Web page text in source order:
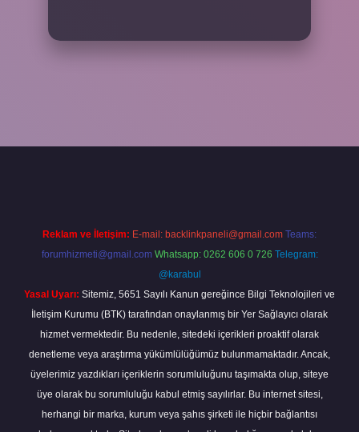
Reklam ve İletişim: E-mail: backlinkpaneli@gmail.com Teams:
forumhizmeti@gmail.com Whatsapp: 0262 606 0 726 Telegram:
@karabul
Yasal Uyarı: Sitemiz, 5651 Sayılı Kanun gereğince Bilgi Teknolojileri ve
İletişim Kurumu (BTK) tarafından onaylanmış bir Yer Sağlayıcı olarak
hizmet vermektedir. Bu nedenle, sitedeki içerikleri proaktif olarak
denetleme veya araştırma yükümlülüğümüz bulunmamaktadır. Ancak,
üyelerimiz yazdıkları içeriklerin sorumluluğunu taşımakta olup, siteye
üye olarak bu sorumluluğu kabul etmiş sayılırlar. Bu internet sitesi,
herhangi bir marka, kurum veya şahıs şirketi ile hiçbir bağlantısı